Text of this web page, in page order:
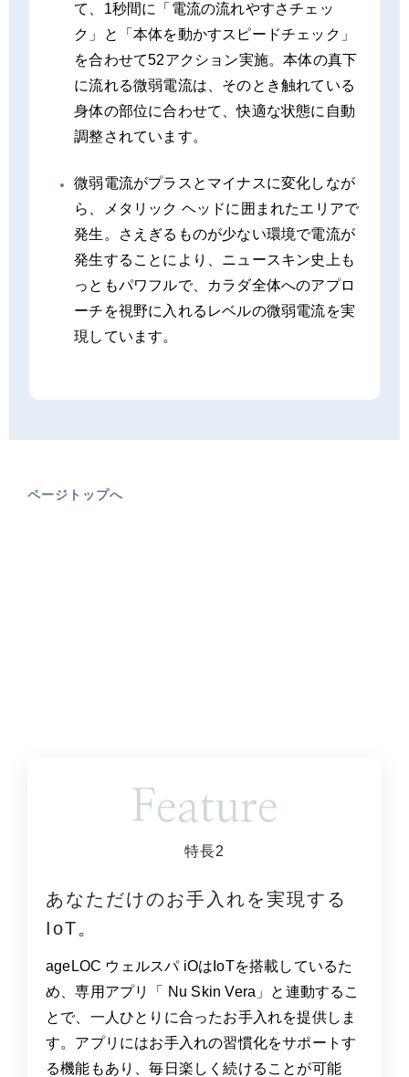
て、1秒間に「電流の流れやすさチェッ
ク」と「本体を動かすスピードチェック」
を合わせて52アクション実施。本体の真下
に流れる微弱電流は、そのとき触れている
身体の部位に合わせて、快適な状態に自動
調整されています。
微弱電流がプラスとマイナスに変化しなが
ら、メタリック ヘッドに囲まれたエリアで
発生。さえぎるものが少ない環境で電流が
発生することにより、ニュースキン史上も
っともパワフルで、カラダ全体へのアプロ
ーチを視野に入れるレベルの微弱電流を実
現しています。
ページトップへ
Feature
特長2
あなただけのお手入れを実現する
IoT。
ageLOC ウェルスパ iOはIoTを搭載しているた
め、専用アプリ「 Nu Skin Vera」と連動するこ
とで、一人ひとりに合ったお手入れを提供しま
す。アプリにはお手入れの習慣化をサポートす
る機能もあり、毎日楽しく続けることが可能